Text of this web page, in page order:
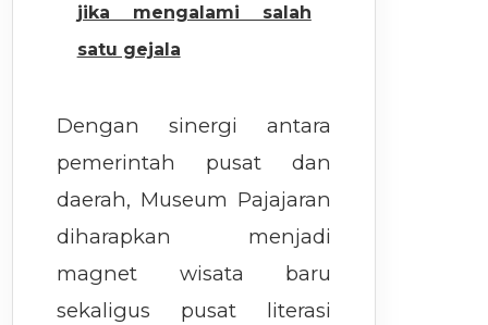
jika mengalami salah
satu gejala
Dengan sinergi antara
pemerintah pusat dan
daerah, Museum Pajajaran
diharapkan menjadi
magnet wisata baru
sekaligus pusat literasi